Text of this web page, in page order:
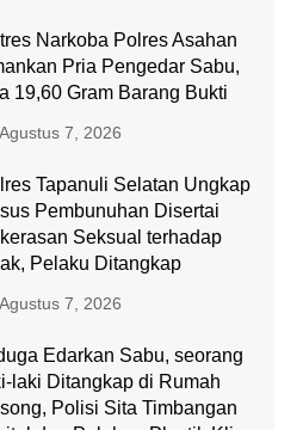
Narkoba Polres Asahan
Pria Pengedar Sabu,
19,60 Gram Barang Bukti
Agustus 7, 2026
Tapanuli Selatan Ungkap
Pembunuhan Disertai
Seksual terhadap
Pelaku Ditangkap
Agustus 7, 2026
Edarkan Sabu, seorang
laki Ditangkap di Rumah
Polisi Sita Timbangan